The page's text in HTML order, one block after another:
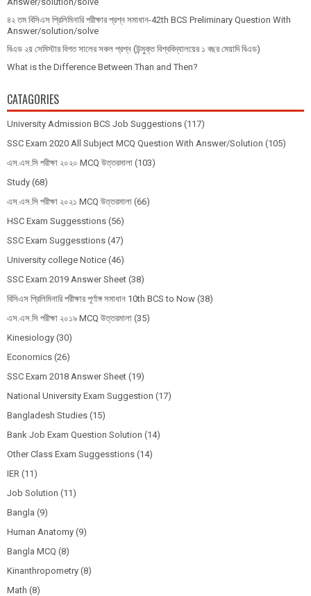
৪২ তম বিসিএস প্রিলিমিনারি পরীক্ষার প্রশ্ন সমাধান-42th BCS Preliminary Question With
Answer/solution/solve
বিএড ২য় সেমিস্টার বিগত সালের সকল প্রশ্ন (উন্মুক্ত বিশ্ববিদ্যালয়ের ১ বছর মেয়াদি বিএড)
What is the Difference Between Than and Then?
CATAGORIES
University Admission BCS Job Suggestions (117)
SSC Exam 2020 All Subject MCQ Question With Answer/Solution (105)
এস.এস.সি পরীক্ষা ২০২০ MCQ উত্তরমালা (103)
Study (68)
এস.এস.সি পরীক্ষা ২০২১ MCQ উত্তরমালা (66)
HSC Exam Suggesstions (56)
SSC Exam Suggesstions (47)
University college Notice (46)
SSC Exam 2019 Answer Sheet (38)
বিসিএস প্রিলিমিনারি পরীক্ষার পূর্ণাঙ্গ সমাধান 10th BCS to Now (38)
এস.এস.সি পরীক্ষা ২০১৯ MCQ উত্তরমালা (35)
Kinesiology (30)
Economics (26)
SSC Exam 2018 Answer Sheet (19)
National University Exam Suggestion (17)
Bangladesh Studies (15)
Bank Job Exam Question Solution (14)
Other Class Exam Suggesstions (14)
IER (11)
Job Solution (11)
Bangla (9)
Human Anatomy (9)
Bangla MCQ (8)
Kinanthropometry (8)
Math (8)